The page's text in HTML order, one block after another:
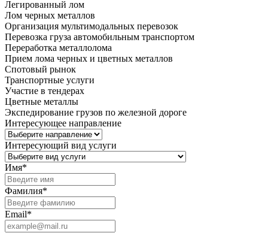
Легированный лом
Лом черных металлов
Организация мультимодальных перевозок
Перевозка груза автомобильным транспортом
Переработка металлолома
Прием лома черных и цветных металлов
Спотовый рынок
Транспортные услуги
Участие в тендерах
Цветные металлы
Экспедирование грузов по железной дороге
Интересующее направление
Интересующий вид услуги
Имя*
Фамилия*
Email*